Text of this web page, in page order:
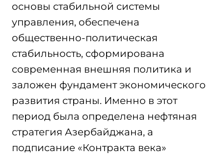
основы стабильной системы
управления, обеспечена
общественно-политическая
стабильность, сформирована
современная внешняя политика и
заложен фундамент экономического
развития страны. Именно в этот
период была определена нефтяная
стратегия Азербайджана, а
подписание «Контракта века»